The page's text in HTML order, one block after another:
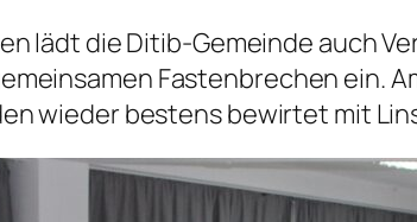
lädt die Ditib-Gemeinde auch
Fastenbrechen ein.
wieder bestens bewirtet mit